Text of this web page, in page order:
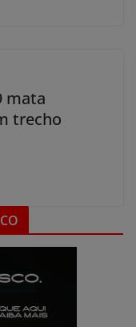
mata
trecho